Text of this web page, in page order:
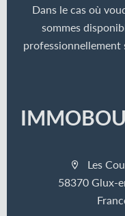
Dans le cas où
sommes
Les
58370 Glux-